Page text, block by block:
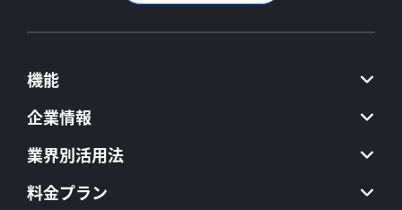
機能
企業情報
業界別活用法
料金プラン